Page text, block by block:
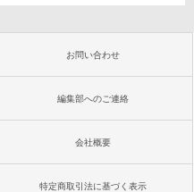
お問い合わせ
編集部へのご連絡
会社概要
特定商取引法に基づく表示